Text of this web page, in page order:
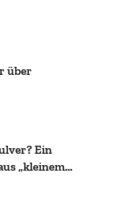
über
Ein
„kleinem